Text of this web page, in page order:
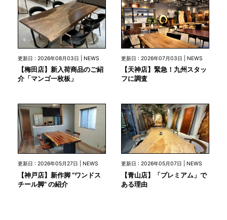
更新日 : 2026年08月03日 | NEWS
【梅田店】新入荷商品のご紹
介「マンゴ一枚板」
更新日 : 2026年07月03日 | NEWS
【天神店】緊急！九州スタッ
フに調査
更新日 : 2026年05月27日 | NEWS
【神戸店】新作脚 “ワンドス
チール脚” の紹介
更新日 : 2026年05月07日 | NEWS
【青山店】「プレミアム」で
ある理由